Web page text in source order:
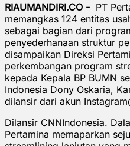
RIAUMANDIRI.CO - PT
memangkas 124 entitas
sebagai bagian dari
penyederhanaan struktur
disampaikan Direksi
perkembangan program
kepada Kepala BP BUMN
Indonesia Dony Oskaria,
dilansir dari akun
Dilansir CNNIndonesia.
Pertamina memaparkan